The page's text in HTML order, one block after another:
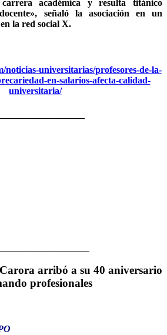
académica y resulta titánico
señaló la asociación en un
la red social X.
noticias-universitarias/profesores-de-la-
en-salarios-afecta-calidad-
universitaria/
arribó a su 40 aniversario
profesionales